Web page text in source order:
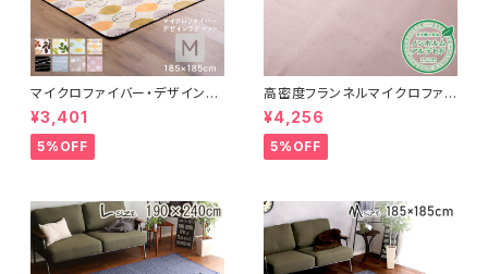
マイクロファイバー・デザインラ
グマットMサイズ（185×185cm）
洗えるラグマット 【WASHFA2】
FRG-D2-M
¥3,401
5%OFF
高密度フランネルマイクロファイ
バー・ラグマットLサイズ（200×2
50cm）洗えるラグマット｜ナル
トレア
¥4,256
5%OFF